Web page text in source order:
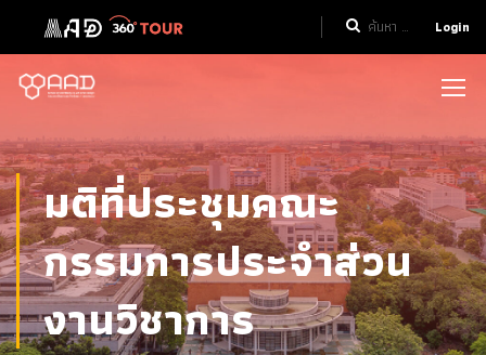
Login
มติที่ประชุมคณะ
กรรมการประจำส่วน
งานวิชาการ